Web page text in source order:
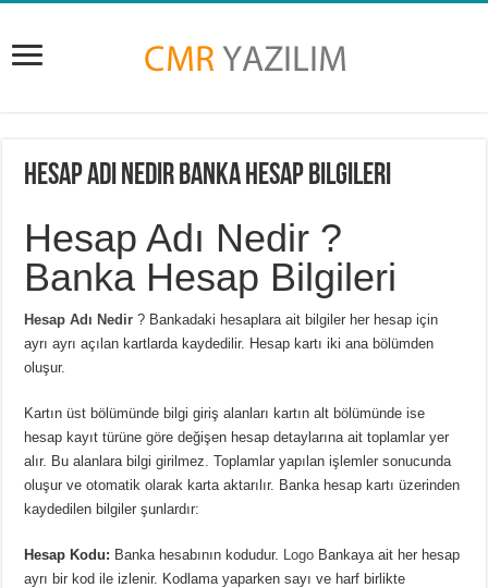
Hesap Adı Nedir Banka Hesap Bilgileri
Hesap Adı Nedir ?
Banka Hesap Bilgileri
Hesap Adı Nedir ? Bankadaki hesaplara ait bilgiler her hesap için
ayrı ayrı açılan kartlarda kaydedilir. Hesap kartı iki ana bölümden
oluşur.
Kartın üst bölümünde bilgi giriş alanları kartın alt bölümünde ise
hesap kayıt türüne göre değişen hesap detaylarına ait toplamlar yer
alır. Bu alanlara bilgi girilmez. Toplamlar yapılan işlemler sonucunda
oluşur ve otomatik olarak karta aktarılır. Banka hesap kartı üzerinden
kaydedilen bilgiler şunlardır:
Hesap Kodu: Banka hesabının kodudur. Logo Bankaya ait her hesap
ayrı bir kod ile izlenir. Kodlama yaparken sayı ve harf birlikte